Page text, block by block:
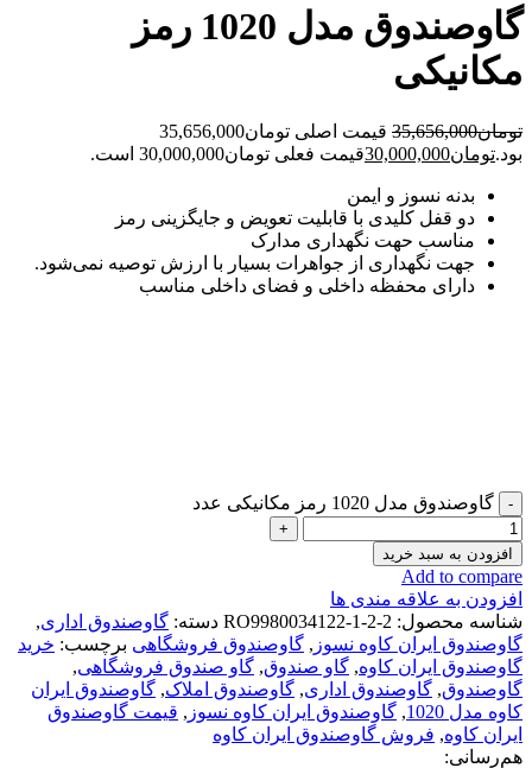
گاوصندوق مدل 1020 رمز
مکانیکی
تومان35,656,000
قیمت اصلی تومان35,656,000
بود.تومان30,000,000قیمت فعلی تومان30,000,000 است.
بدنه نسوز و ایمن
دو قفل کلیدی با قابلیت تعویض و جایگزینی رمز
مناسب حهت نگهداری مدارک
جهت نگهداری از جواهرات بسیار با ارزش توصیه نمی‌شود.
دارای محفظه داخلی و فضای داخلی مناسب
گاوصندوق مدل 1020 رمز مکانیکی عدد
افزودن به سبد خرید
Add to compare
افزودن به علاقه مندی ها
شناسه محصول: RO9980034122-1-2-2 دسته: گاوصندوق اداری,
گاوصندوق ایران کاوه نسوز , گاوصندوق فروشگاهی برچسب: خرید
گاوصندوق ایران کاوه, گاو صندوق, گاو صندوق فروشگاهی,
گاوصندوق, گاوصندوق اداری, گاوصندوق املاک, گاوصندوق ایران
کاوه مدل 1020
, گاوصندوق ایران کاوه نسوز , قیمت گاوصندوق
ایران کاوه, فروش گاوصندوق ایران کاوه
هم‌رسانی: